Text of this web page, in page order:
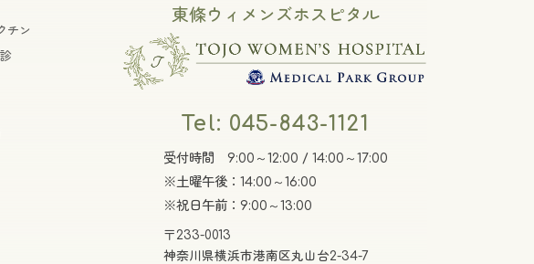
チン
東條ウィメンズホスピタル
Tel: 045-843-1121
受付時間 9:00～12:00 / 14:00～17:00
※土曜午後：14:00～16:00
※祝日午前：9:00～13:00
〒233-0013
神奈川県横浜市港南区丸山台2-34-7